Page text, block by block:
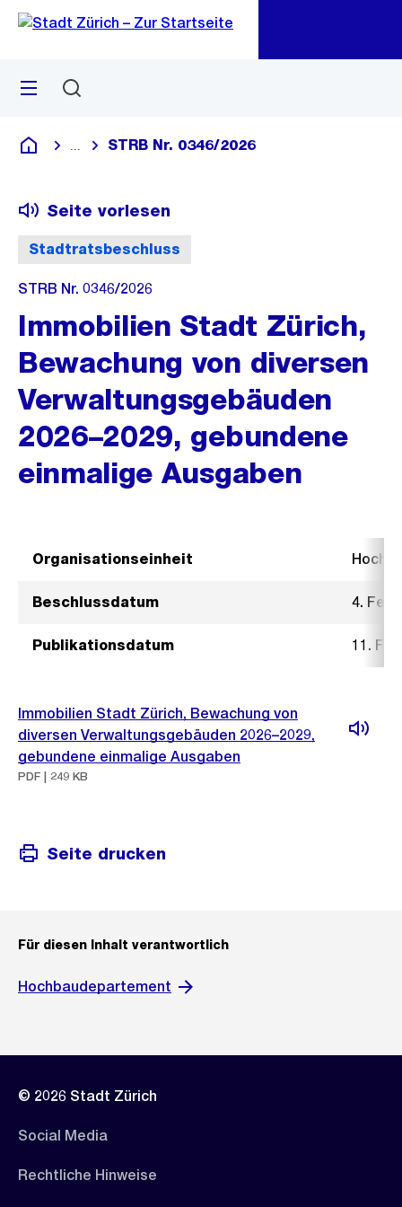
Navigation
Sprunglink
Menü
Deutsch
Blende alle Breadcrumbs ein
STRB Nr. 0346/2026
Stadtratsbeschluss
Seite vorlesen
STRB Nr. 0346/2026
Immobilien Stadt Zürich,
Bewachung von diversen
Verwaltungsgebäuden
2026–2029, gebundene
einmalige Ausgaben
Organisationseinheit
Beschlussdatum 4.
Publikationsdatum 11.
Immobilien Stadt Zürich, Bewachung von
diversen Verwaltungsgebäuden 2026–2029,
gebundene einmalige Ausgaben
PDF | 249 KB
Seite drucken
Für diesen Inhalt verantwortlich
Hochbaudepartement
© 2026 Stadt Zürich
Social Media
Rechtliche Hinweise